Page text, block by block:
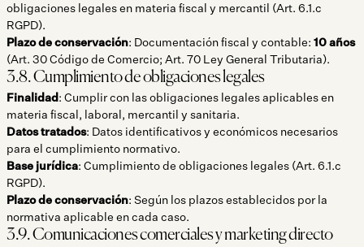
obligaciones legales en materia fiscal y mercantil (Art. 6.1.c
RGPD).
Plazo de conservación: Documentación fiscal y contable: 10 años
(Art. 30 Código de Comercio; Art. 70 Ley General Tributaria).
3.8. Cumplimiento de obligaciones legales
Finalidad: Cumplir con las obligaciones legales aplicables en
materia fiscal, laboral, mercantil y sanitaria.
Datos tratados: Datos identificativos y económicos necesarios
para el cumplimiento normativo.
Base jurídica: Cumplimiento de obligaciones legales (Art. 6.1.c
RGPD).
Plazo de conservación: Según los plazos establecidos por la
normativa aplicable en cada caso.
3.9. Comunicaciones comerciales y marketing directo